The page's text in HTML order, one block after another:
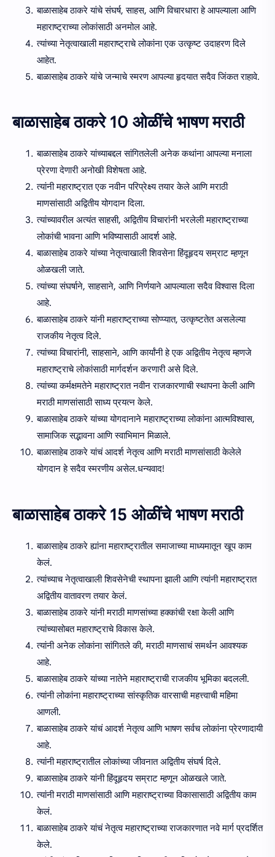
बाळासाहेब ठाकरे यांचे संघर्ष, साहस, आणि विचारधारा हे आपल्याला आणि
महाराष्ट्राच्या लोकांसाठी अनमोल आहे.
त्यांच्या नेतृत्वाखाली महाराष्ट्राचे लोकांना एक उत्कृष्ट उदाहरण दिले
आहेत.
बाळासाहेब ठाकरे यांचे जन्माचे स्मरण आपल्या हृदयात सदैव जिंकत राहावे.
बाळासाहेब ठाकरे 10 ओळींचे भाषण मराठी
बाळासाहेब ठाकरे यांच्याबद्दल सांगितलेली अनेक कथांना आपल्या मनाला
प्रेरणा देणारी अनोखी विशेषता आहे.
त्यांनी महाराष्ट्रात एक नवीन परिप्रेक्ष्य तयार केले आणि मराठी
माणसांसाठी अद्वितीय योगदान दिला.
त्यांच्यावरील अत्यंत साहसी, अद्वितीय विचारांनी भरलेली महाराष्ट्राच्या
लोकांची भावना आणि भविष्यासाठी आदर्श आहे.
बाळासाहेब ठाकरे यांच्या नेतृत्वाखाली शिवसेना हिंदूहृदय सम्राट म्हणून
ओळखली जाते.
त्यांच्या संघर्षाने, साहसाने, आणि निर्णयाने आपल्याला सदैव विश्वास दिला
आहे.
बाळासाहेब ठाकरे यांनी महाराष्ट्राच्या सोप्प्यात, उत्कृष्टतेत असलेल्या
राजकीय नेतृत्व दिले.
त्यांच्या विचारांनी, साहसाने, आणि कार्यांनी हे एक अद्वितीय नेतृत्व म्हणजे
महाराष्ट्राचे लोकांसाठी मार्गदर्शन करणारी असे दिले.
त्यांच्या कर्मक्षमतेने महाराष्ट्रात नवीन राजकारणाची स्थापना केली आणि
मराठी माणसांसाठी साध्य प्रयत्न केले.
बाळासाहेब ठाकरे यांच्या योगदानाने महाराष्ट्राच्या लोकांना आत्मविश्वास,
सामाजिक सद्भावना आणि स्वाभिमान मिळाले.
बाळासाहेब ठाकरे यांचं आदर्श नेतृत्व आणि मराठी माणसांसाठी केलेले
योगदान हे सदैव स्मरणीय असेल.धन्यवाद!
बाळासाहेब ठाकरे 15 ओळींचे भाषण मराठी
बाळासाहेब ठाकरे ह्यांना महाराष्ट्रातील समाजाच्या माध्यमातून खूप काम
केलं.
त्यांच्याच नेतृत्वाखाली शिवसेनेची स्थापना झाली आणि त्यांनी महाराष्ट्रात
अद्वितीय वातावरण तयार केलं.
बाळासाहेब ठाकरे यांनी मराठी माणसांच्या हक्कांची रक्षा केली आणि
त्यांच्यासोबत महाराष्ट्राचे विकास केले.
त्यांनी अनेक लोकांना सांगितले की, मराठी माणसाचं समर्थन आवश्यक
आहे.
बाळासाहेब ठाकरे यांच्या नातेने महाराष्ट्राची राजकीय भूमिका बदलली.
त्यांनी लोकांना महाराष्ट्राच्या सांस्कृतिक वारसाची महत्त्वाची महिमा
आणली.
बाळासाहेब ठाकरे यांचं आदर्श नेतृत्व आणि भाषण सर्वच लोकांना प्रेरणादायी
आहे.
त्यांनी महाराष्ट्रातील लोकांच्या जीवनात अद्वितीय संघर्ष दिले.
बाळासाहेब ठाकरे यांनी हिंदूहृदय सम्राट म्हणून ओळखले जाते.
त्यांनी मराठी माणसांसाठी आणि महाराष्ट्राच्या विकासासाठी अद्वितीय काम
केलं.
बाळासाहेब ठाकरे यांचं नेतृत्व महाराष्ट्राच्या राजकारणात नवे मार्ग प्रदर्शित
केले.